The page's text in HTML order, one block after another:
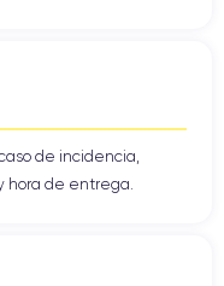
de incidencia,
hora de entrega.